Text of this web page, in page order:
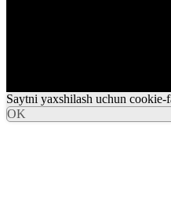
Saytni yaxshilash uchun
OK